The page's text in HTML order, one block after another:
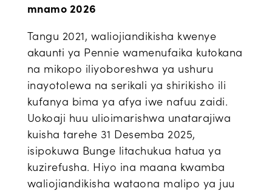
mnamo 2026
Tangu 2021, waliojiandikisha kwenye
akaunti ya Pennie wamenufaika kutokana
na mikopo iliyoboreshwa ya ushuru
inayotolewa na serikali ya shirikisho ili
kufanya bima ya afya iwe nafuu zaidi.
Uokoaji huu ulioimarishwa unatarajiwa
kuisha tarehe 31 Desemba 2025,
isipokuwa Bunge litachukua hatua ya
kuzirefusha. Hiyo ina maana kwamba
waliojiandikisha wataona malipo ya juu